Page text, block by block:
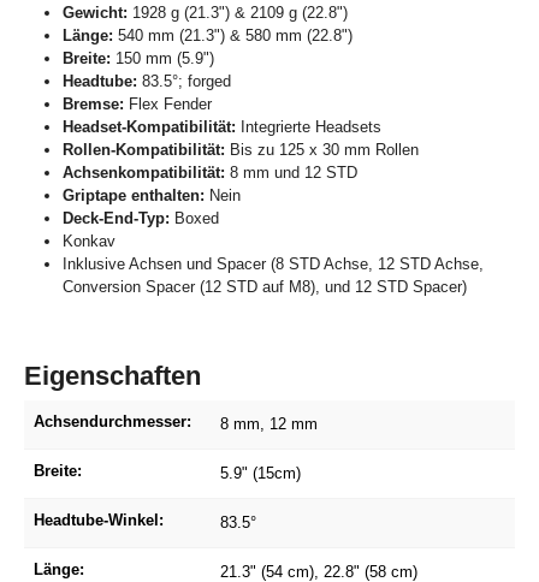
Gewicht: 1928 g (21.3") & 2109 g (22.8")
Länge: 540 mm (21.3") & 580 mm (22.8")
Breite: 150 mm (5.9")
Headtube: 83.5°; forged
Bremse: Flex Fender
Headset-Kompatibilität: Integrierte Headsets
Rollen-Kompatibilität: Bis zu 125 x 30 mm Rollen
Achsenkompatibilität: 8 mm und 12 STD
Griptape enthalten: Nein
Deck-End-Typ: Boxed
Konkav
Inklusive Achsen und Spacer (8 STD Achse, 12 STD Achse,
Conversion Spacer (12 STD auf M8), und 12 STD Spacer)
Eigenschaften
Achsendurchmesser: 8 mm , 12 mm
Breite: 5.9" (15cm)
Headtube-Winkel: 83.5°
Länge: 21.3" (54 cm) , 22.8" (58 cm)